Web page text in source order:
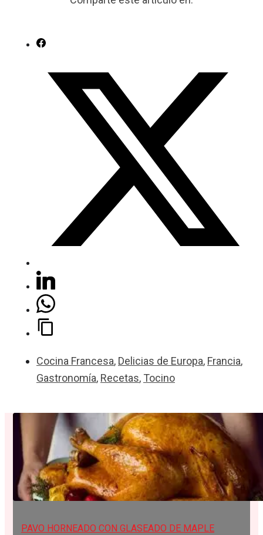
Cocina Francesa, Delicias de Europa, Francia,
Gastronomía, Recetas, Tocino
PAVO HORNEADO CON GLASEADO DE MAPLE